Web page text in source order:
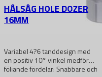
HÅLSÅG HOLE DOZER
16MM
Variabel 4?6 tanddesign med
en positiv 10° vinkel medför
följande fördelar: Snabbare och